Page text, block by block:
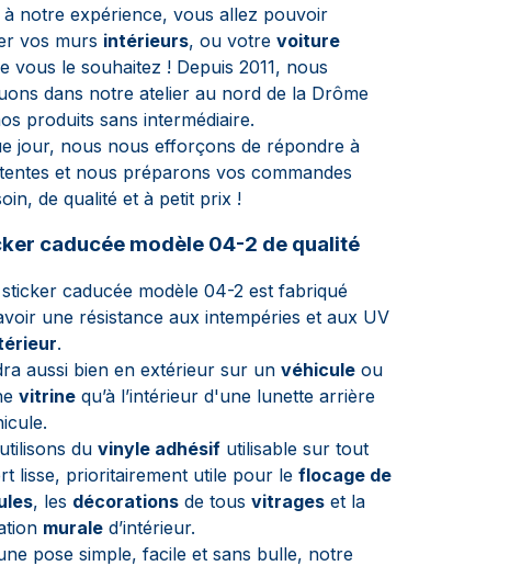
à notre expérience, vous allez pouvoir
vos murs intérieurs, ou votre voiture
vous le souhaitez ! Depuis 2011, nous
dans notre atelier au nord de la Drôme
produits sans intermédiaire.
jour, nous nous efforçons de répondre à
et nous préparons vos commandes
de qualité et à petit prix !
caducée modèle 04-2 de qualité
caducée modèle 04-2 est fabriqué
une résistance aux intempéries et aux UV
.
aussi bien en extérieur sur un véhicule ou
vitrine qu’à l’intérieur d'une lunette arrière
du vinyle adhésif utilisable sur tout
lisse, prioritairement utile pour le flocage de
, les décorations de tous vitrages et la
murale d’intérieur.
pose simple, facile et sans bulle, notre